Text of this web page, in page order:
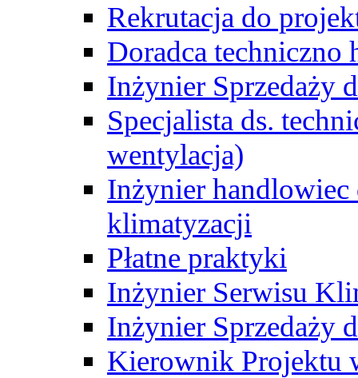
Rekrutacja do
Doradca techniczno
Inżynier Sprzedaży
Specjalista ds.
wentylacja)
Inżynier handlowiec
klimatyzacji
Płatne praktyki
Inżynier Serwisu
Inżynier Sprzedaży
Kierownik Projektu